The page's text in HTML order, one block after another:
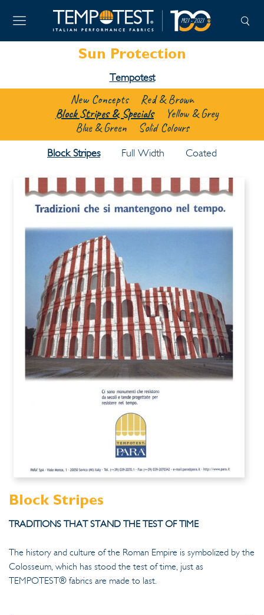
Sun Protection
Tempotest
New Concepts
Red & Brown
Block Stripes & Specials
Yellow & Grey
Blue & Green
Solid Colours
Block Stripes Full Width Coated
Block Stripes
TRADITIONS THAT STAND THE TEST OF TIME
The history and culture of the Roman Empire is symbolized by the
Colosseum, which has stood the test of time, just as
TEMPOTEST® fabrics are made to last.